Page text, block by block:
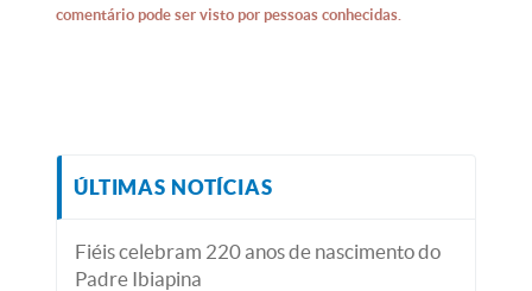
comentário pode ser visto por pessoas conhecidas.
ÚLTIMAS NOTÍCIAS
Fiéis celebram 220 anos de nascimento do
Padre Ibiapina